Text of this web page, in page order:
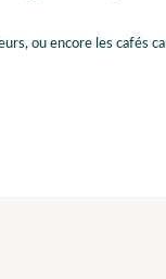
ou encore les cafés